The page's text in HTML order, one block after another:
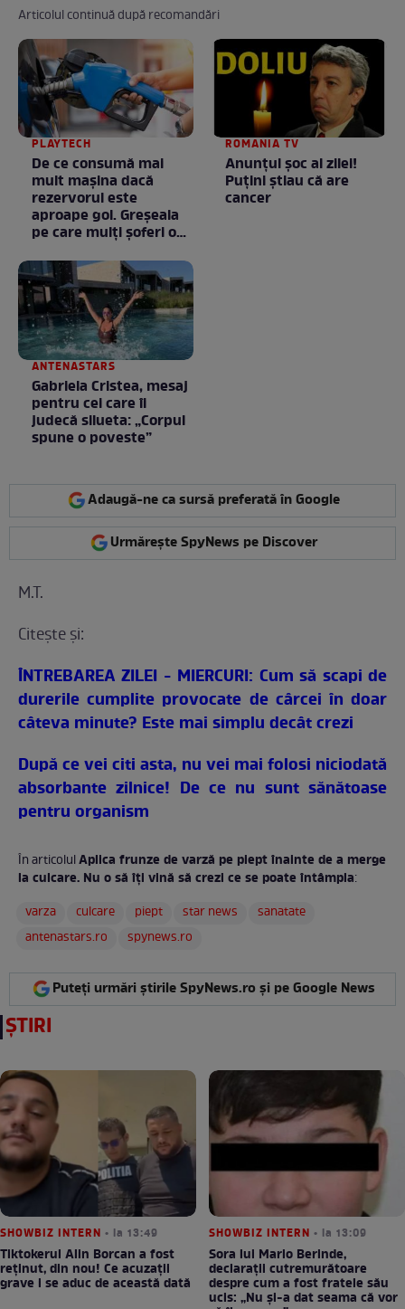
Articolul continuă după recomandări
PLAYTECH
De ce consumă mai
mult mașina dacă
rezervorul este
aproape gol. Greșeala
pe care mulți șoferi o
ROMANIA TV
Anunţul şoc al zilei!
Puţini ştiau că are
cancer
ANTENASTARS
Gabriela Cristea, mesaj
pentru cei care îi
judecă silueta: „Corpul
spune o poveste”
Adaugă-ne ca sursă preferată în Google
Urmărește SpyNews pe Discover
M.T.
Citeşte şi:
ÎNTREBAREA ZILEI - MIERCURI: Cum să scapi de
durerile cumplite provocate de cârcei în doar
câteva minute? Este mai simplu decât crezi
După ce vei citi asta, nu vei mai folosi niciodată
absorbante zilnice! De ce nu sunt sănătoase
pentru organism
În articolulAplica frunze de varză pe piept înainte de a merge
la culcare. Nu o să îţi vină să crezi ce se poate întâmpla:
varza
culcare piept star news
sanatate
antenastars.ro
spynews.ro
Puteți urmări știrile SpyNews.ro și pe Google News
ȘTIRI
SHOWBIZ INTERN • la 13:49
Tiktokerul Alin Borcan a fost
reținut, din nou! Ce acuzații
grave i se aduc de această dată
SHOWBIZ INTERN • la 13:09
Sora lui Mario Berinde,
declarații cutremurătoare
despre cum a fost fratele său
ucis: „Nu și-a dat seama că vor